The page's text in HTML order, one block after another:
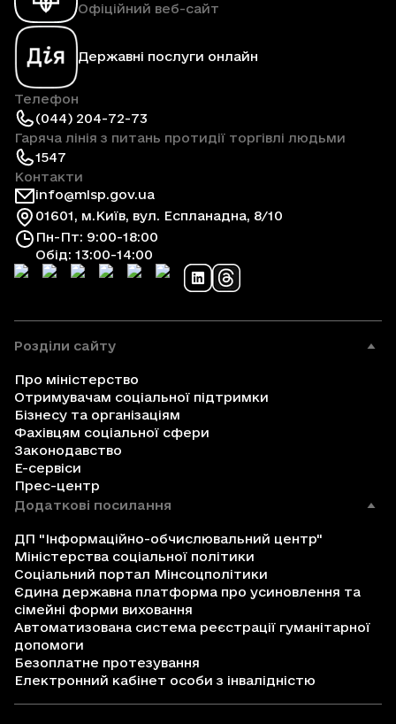
Офіційний веб-сайт
Державні послуги онлайн
Телефон
(044) 204-72-73
Гаряча лінія з питань протидії торгівлі людьми
1547
Контакти
info@mlsp.gov.ua
01601, м.Київ, вул. Еспланадна, 8/10
Пн-Пт: 9:00-18:00
Обід: 13:00-14:00
Розділи сайту
Про міністерство
Отримувачам соціальної підтримки
Бізнесу та організаціям
Фахівцям соціальної сфери
Законодавство
Е-сервіси
Прес-центр
Додаткові посилання
ДП "Інформаційно-обчислювальний центр"
Міністерства соціальної політики
Соціальний портал Мінсоцполітики
Єдина державна платформа про усиновлення та
сімейні форми виховання
Автоматизована система реєстрації гуманітарної
допомоги
Безоплатне протезування
Електронний кабінет особи з інвалідністю